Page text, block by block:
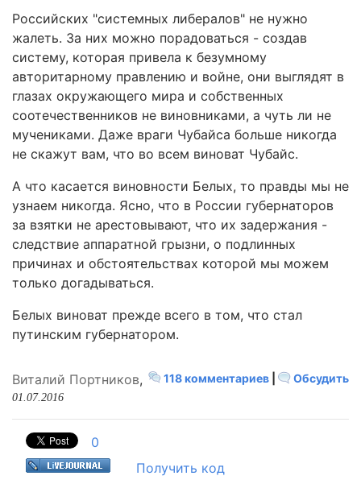
Российских "системных либералов" не нужно
жалеть. За них можно порадоваться - создав
систему, которая привела к безумному
авторитарному правлению и войне, они выглядят в
глазах окружающего мира и собственных
соотечественников не виновниками, а чуть ли не
мучениками. Даже враги Чубайса больше никогда
не скажут вам, что во всем виноват Чубайс.
А что касается виновности Белых, то правды мы не
узнаем никогда. Ясно, что в России губернаторов
за взятки не арестовывают, что их задержания -
следствие аппаратной грызни, о подлинных
причинах и обстоятельствах которой мы можем
только догадываться.
Белых виноват прежде всего в том, что стал
путинским губернатором.
118 комментариев Обсудить
Виталий Портников,
01.07.2016
0
Получить код